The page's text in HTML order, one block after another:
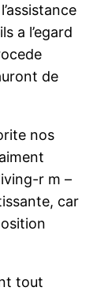
a l’egard
de
nos
r m –
car
tout